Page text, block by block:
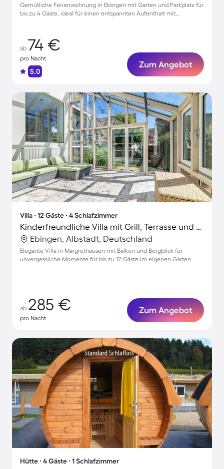
Gemütliche Ferienwohnung in Ebingen mit Garten und Parkplatz für
bis zu 4 Gäste, ideal für einen entspannten Aufenthalt mit
ab 74 €
pro Nacht
5.0
Zum Angebot
Villa ∙ 12 Gäste ∙ 4 Schlafzimmer
Kinderfreundliche Villa mit Grill, Terrasse und Garten | Bergblick | Perfekt für die Arbeit von Zuhause
Ebingen, Albstadt, Deutschland
Elegante Villa in Margrethausen mit Balkon und Bergblick für
unvergessliche Momente für bis zu 12 Gäste im eigenen Garten
ab 285 €
pro Nacht
Zum Angebot
Hütte ∙ 4 Gäste ∙ 1 Schlafzimmer